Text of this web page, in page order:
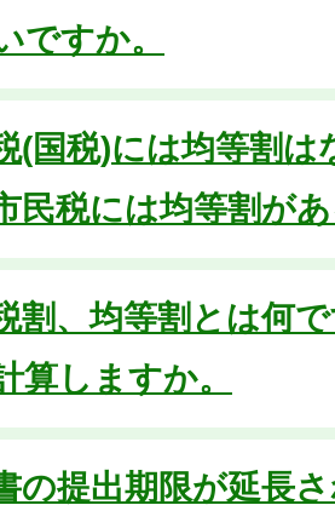
ですか。
(国税)には均等割は
民税には均等割が
割、均等割とは何
算しますか。
の提出期限が延長